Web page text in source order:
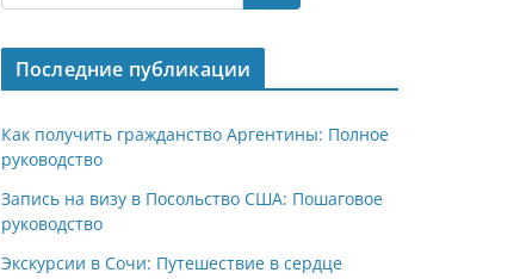
Последние публикации
Как получить гражданство Аргентины: Полное
руководство
Запись на визу в Посольство США: Пошаговое
руководство
Экскурсии в Сочи: Путешествие в сердце